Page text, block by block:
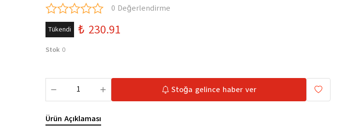
0 Değerlendirme
Tükendi ₺ 230.91
Stok 0
Stoğa gelince haber ver
Ürün Açıklaması